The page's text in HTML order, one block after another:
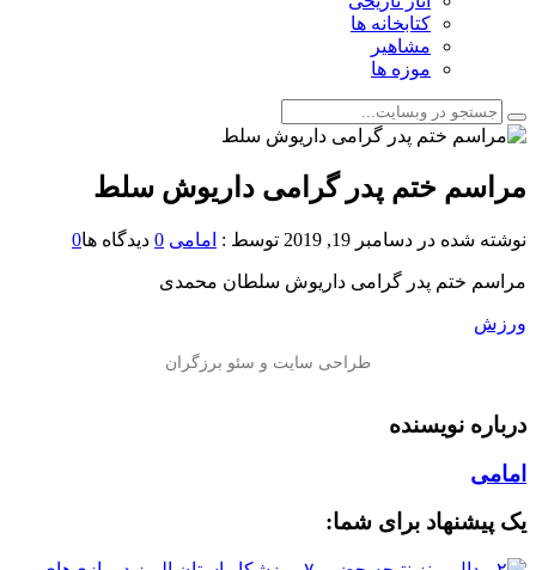
کتابخانه ها
مشاهیر
موزه ها
مراسم ختم پدر گرامی داریوش سلط
نوشته شده در دسامبر 19, 2019 توسط : امامی 0 دیدگاه ها0
مراسم ختم پدر گرامی داریوش سلطان محمدی
ورزش
درباره نویسنده
امامی
یک پیشنهاد برای شما: